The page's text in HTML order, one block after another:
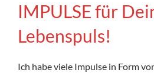
IMPULSE für
Lebenspuls!
Ich habe viele Impulse in Form